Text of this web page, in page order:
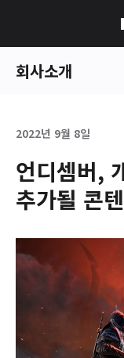
회사소개
2022년 9월 8일
언디셈버,
추가될 콘